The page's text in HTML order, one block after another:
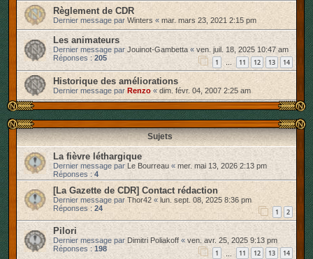
Règlement de CDR
Dernier message par Winters « mar. mars 23, 2021 2:15 pm
Les animateurs
Dernier message parJouinot-Gambetta « ven. juil. 18, 2025 10:47 am
Réponses : 205 1 … 11 12 13 14
Historique des améliorations
Dernier message par Renzo «dim. févr. 04, 2007 2:25 am
Sujets
La fièvre léthargique
Dernier message parLe Bourreau «mer. mai 13, 2026 2:13 pm
Réponses : 4
[La Gazette de CDR] Contact rédaction
Dernier message par Thor42 « lun. sept. 08, 2025 8:36 pm
Réponses : 24 1 2
Pilori
Dernier message par Dimitri Poliakoff « ven. avr. 25, 2025 9:13 pm
Réponses : 198 1 … 11 12 13 14